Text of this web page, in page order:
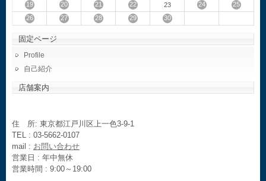
19
20 21 22 23 24
25
26
27 28 29 30
固定ページ
Profile
自己紹介
店舗案内
住 所: 東京都江戸川区上一色3-9-1
TEL : 03-5662-0107
mail : お問い合わせ
営業日 : 年中無休
営業時間 : 9:00～19:00